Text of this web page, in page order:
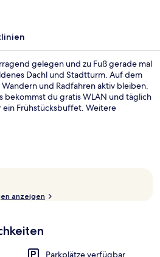
gelegen und zu Fuß gerade mal
Dachl und Stadtturm. Auf dem
und Radfahren aktiv bleiben.
bekommst du gratis WLAN und täglich
ein Frühstücksbuffet. Weitere
Personal und das Frühstück
anderen Reisenden.
anzeigen
Parkplätze verfügbar